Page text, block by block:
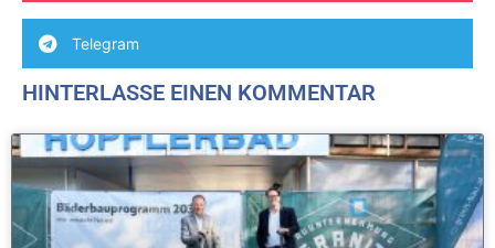
Telegram
HINTERLASSE EINEN KOMMENTAR